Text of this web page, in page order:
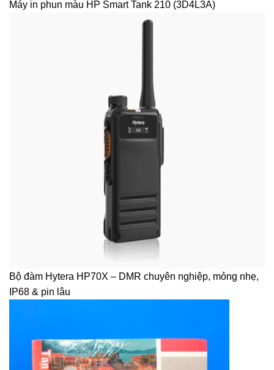
Máy in phun màu HP Smart Tank 210 (3D4L3A)
Bộ đàm Hytera HP70X – DMR chuyên nghiệp, mỏng nhẹ,
IP68 & pin lâu